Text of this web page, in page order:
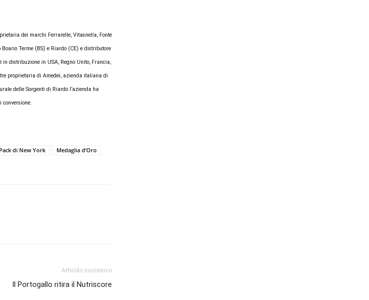
dei marchi Ferrarelle, Vitasnella, Fonte
Terme (BS) e Riardo (CE) e distributore
in distribuzione in USA, Regno Unito, Francia,
proprietaria di Amedei, azienda italiana di
delle Sorgenti di Riardo l’azienda ha
conversione.
di New York
Medaglia d’Oro
Articolo succesivo
Il Portogallo ritira il Nutriscore